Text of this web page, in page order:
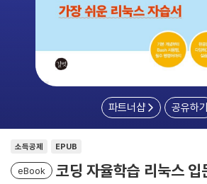
파트너샵 공유하기
소득공제 EPUB
eBook 코딩 자율학습 리눅스